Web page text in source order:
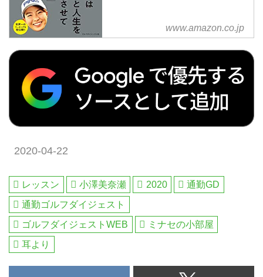
www.amazon.co.jp
2020-04-22
レッスン 小澤美奈瀬 2020
通勤GD
通勤ゴルフダイジェスト
ゴルフダイジェストWEB
ミナセの小部屋
耳より